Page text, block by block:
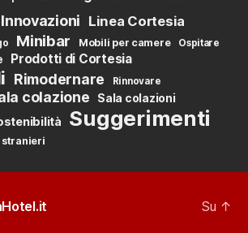
Innovazioni Linea Cortesia
Minibar Mobili per camere Ospitare
Prodotti di Cortesia
Rimodernare Rinnovare
colazione Sala colazioni
Suggerimenti
stranieri
Su ↑